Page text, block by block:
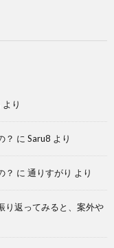
より
？ に Saru8 より
？ に 通りすがり より
り返ってみると、案外や